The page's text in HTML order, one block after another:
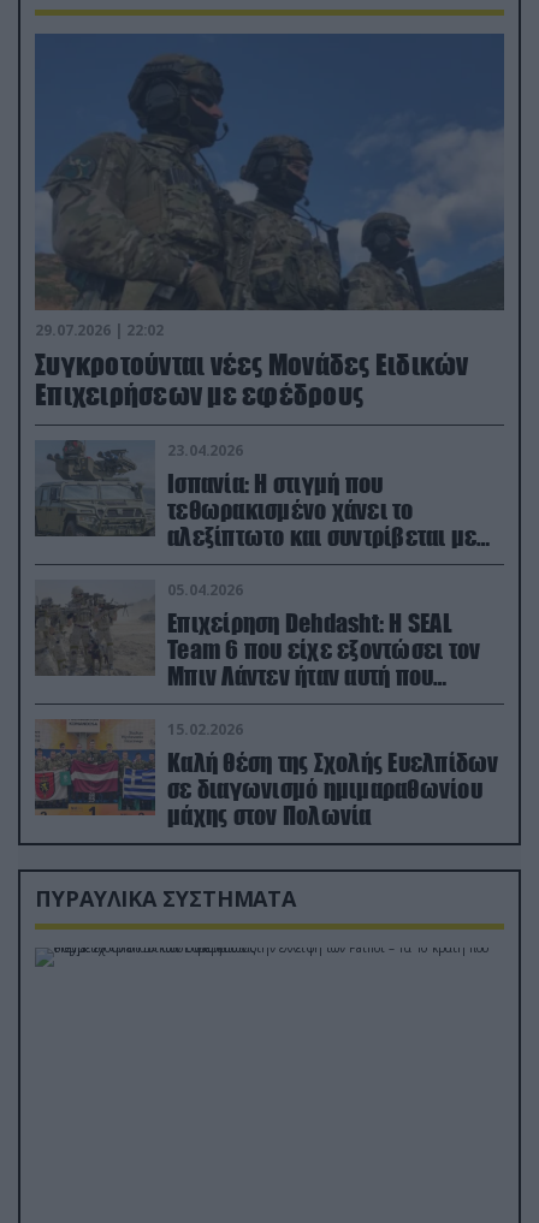
29.07.2026 | 22:02
Συγκροτούνται νέες Μονάδες Ειδικών
Επιχειρήσεων με εφέδρους
23.04.2026
Ισπανία: Η στιγμή που
τεθωρακισμένο χάνει το
αλεξίπτωτο και συντρίβεται με
ορμή στο έδαφος (βίντεο)
05.04.2026
Επιχείρηση Dehdasht: Η SEAL
Team 6 που είχε εξοντώσει τον
Μπιν Λάντεν ήταν αυτή που
διέσωσε τον πιλότο του F-15
15.02.2026
Καλή θέση της Σχολής Ευελπίδων
σε διαγωνισμό ημιμαραθωνίου
μάχης στον Πολωνία
ΠΥΡΑΥΛΙΚΑ ΣΥΣΤΗΜΑΤΑ